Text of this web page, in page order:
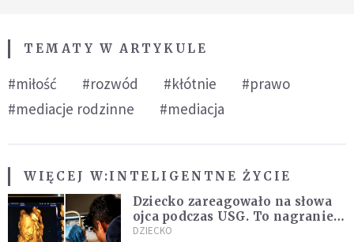
TEMATY W ARTYKULE
#miłość #rozwód #kłótnie
#prawo
#mediacje rodzinne
#mediacja
WIĘCEJ W:INTELIGENTNE ŻYCIE
Dziecko zareagowało na słowa
ojca podczas USG. To nagranie
podbija sieć
DZIECKO